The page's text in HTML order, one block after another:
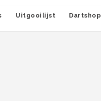
Uitgooilijst Dartshop